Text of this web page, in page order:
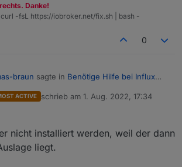
Danke!
curl -fsL https://iobroker.net/fix.sh | bash -
0
braun sagte in Benötige Hilfe bei Influx
influxdb2 auf die Kiste.
mit 64bit
ACTIVE schrieb am 1. Aug. 2022, 17:34
zuletzt editiert von
nicht installiert werden, weil der dann
liegt.